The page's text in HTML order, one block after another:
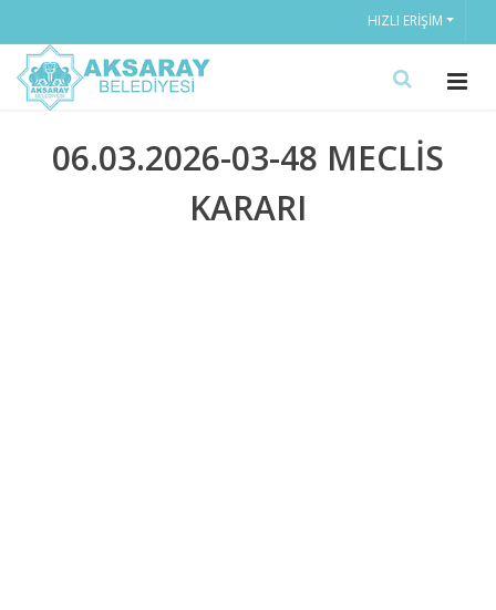
HIZLI ERIŞIM
06.03.2026-03-48 MECLİS
KARARI